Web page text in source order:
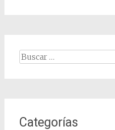
Buscar:
Categorías